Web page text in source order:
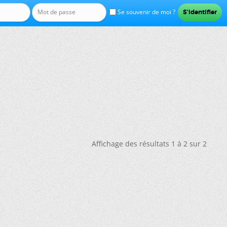
Se souvenir de moi ?
Affichage des résultats 1 à 2 sur 2